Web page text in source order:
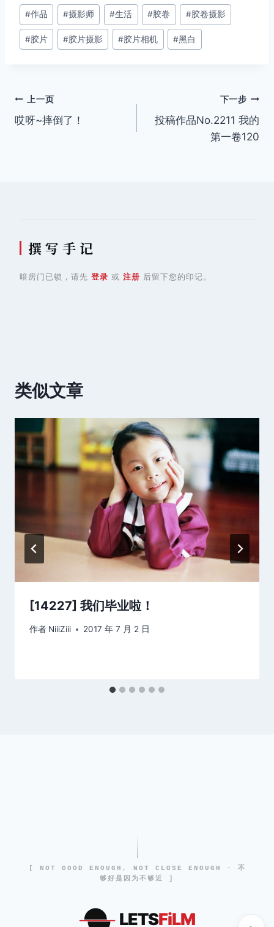
文
章
标
#作品 #摄影师 #生活 #胶卷 #胶卷摄影
#胶片 #胶片摄影 #胶片相机 #黑白
文
章
上一页
哎呀~摔倒了！
下一步
投稿作品No.2211 我的
第一卷120
撰 写 手 记
暗房门已锁，请先 登录 或 注册 后留下您的印记。
类似文章
[14227] 我们毕业啦！
作者 NiiiZiii 2017 年 7 月 2 日
[ NOT GOOD ENOUGH, NOT CLOSE ENOUGH · 不
够好是因为不够近 ]
LETSFiLM